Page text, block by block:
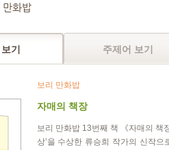
만화밥
기 주제어 보기
보리 만화밥
자매의 책장
보리 만화밥 13번째 책 《자매의 책
상’을 수상한 류승희 작가의 신작